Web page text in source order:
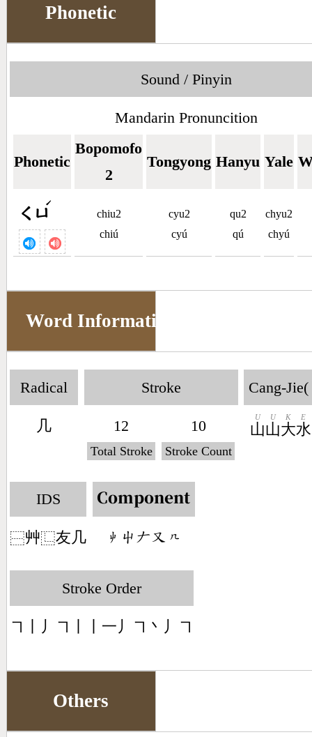
Phonetic
Sound / Pinyin
Mandarin Pronuncition
Phonetic
Bopomofo
2
Tongyong Hanyu Yale
ㄑㄩ
ˊ
chiu2
chiú
cyu2
cyú
qu2
qú
chyu2
chyú
Word Information
Radical
几
Stroke
12
Total Stroke
10
Stroke Count
Cang-Jie(
山
U
山
U
大
K
水
E
IDS
⿱艸⿺友几
Component
󶂘󶂗󶀖󶁓󶀹
Stroke Order
㇕丨丿㇕丨丨一丿㇕丶丿㇕
Others